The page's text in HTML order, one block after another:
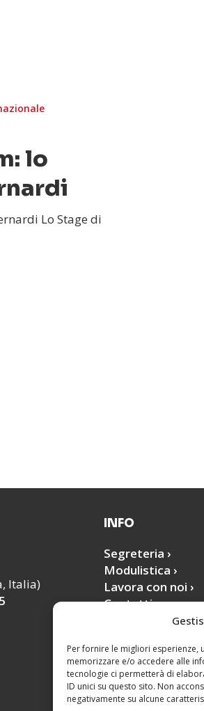
Per fornire le migliori esperienze,
memorizzare e/o accedere alle
tecnologie ci permetterà di
ID unici su questo sito. Non
negativamente su alcune
lo
Lo Stage di
Italia)
INFO
Segreteria ›
Modulistica ›
Lavora con noi ›
Contatti ›